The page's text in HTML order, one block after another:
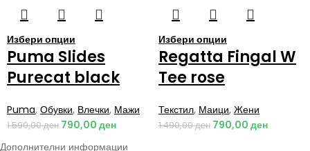
Избери опции
Puma Slides
Purecat black
Puma, Обувки, Влечки, Мажи
1.590,00ден 790,00 ден
Избери опции
Regatta Fingal W
Tee rose
Текстил, Маици, Жени
1.490,00ден 790,00 ден
Дополнителни информации